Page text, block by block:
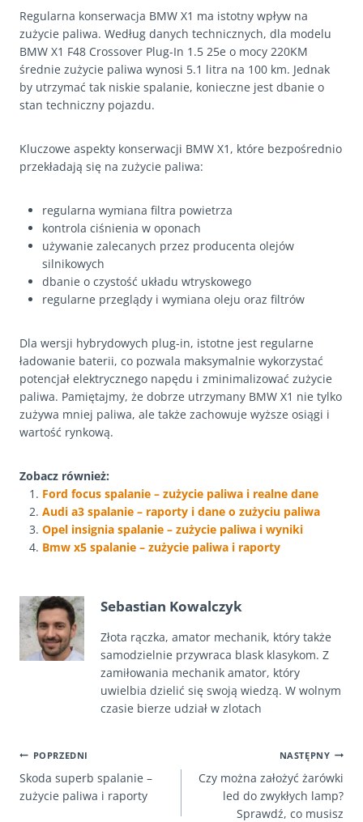
Regularna konserwacja BMW X1 ma istotny wpływ na
zużycie paliwa. Według danych technicznych, dla modelu
BMW X1 F48 Crossover Plug-In 1.5 25e o mocy 220KM
średnie zużycie paliwa wynosi 5.1 litra na 100 km. Jednak
by utrzymać tak niskie spalanie, konieczne jest dbanie o
stan techniczny pojazdu.
Kluczowe aspekty konserwacji BMW X1, które bezpośrednio
przekładają się na zużycie paliwa:
regularna wymiana filtra powietrza
kontrola ciśnienia w oponach
używanie zalecanych przez producenta olejów
silnikowych
dbanie o czystość układu wtryskowego
regularne przeglądy i wymiana oleju oraz filtrów
Dla wersji hybrydowych plug-in, istotne jest regularne
ładowanie baterii, co pozwala maksymalnie wykorzystać
potencjał elektrycznego napędu i zminimalizować zużycie
paliwa. Pamiętajmy, że dobrze utrzymany BMW X1 nie tylko
zużywa mniej paliwa, ale także zachowuje wyższe osiągi i
wartość rynkową.
Zobacz również:
Ford focus spalanie – zużycie paliwa i realne dane
Audi a3 spalanie – raporty i dane o zużyciu paliwa
Opel insignia spalanie – zużycie paliwa i wyniki
Bmw x5 spalanie – zużycie paliwa i raporty
Sebastian Kowalczyk
Złota rączka, amator mechanik, który także
samodzielnie przywraca blask klasykom. Z
zamiłowania mechanik amator, który
uwielbia dzielić się swoją wiedzą. W wolnym
czasie bierze udział w zlotach
NAWIGACJA
WPISU
POPRZEDNI
Skoda superb spalanie –
zużycie paliwa i raporty
NASTĘPNY
Czy można założyć żarówki
led do zwykłych lamp?
Sprawdź, co musisz